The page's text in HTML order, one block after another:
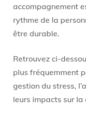
accompagnement
rythme de la
être durable.
Retrouvez ci-
plus fréquemment
gestion du stress,
leurs impacts sur la